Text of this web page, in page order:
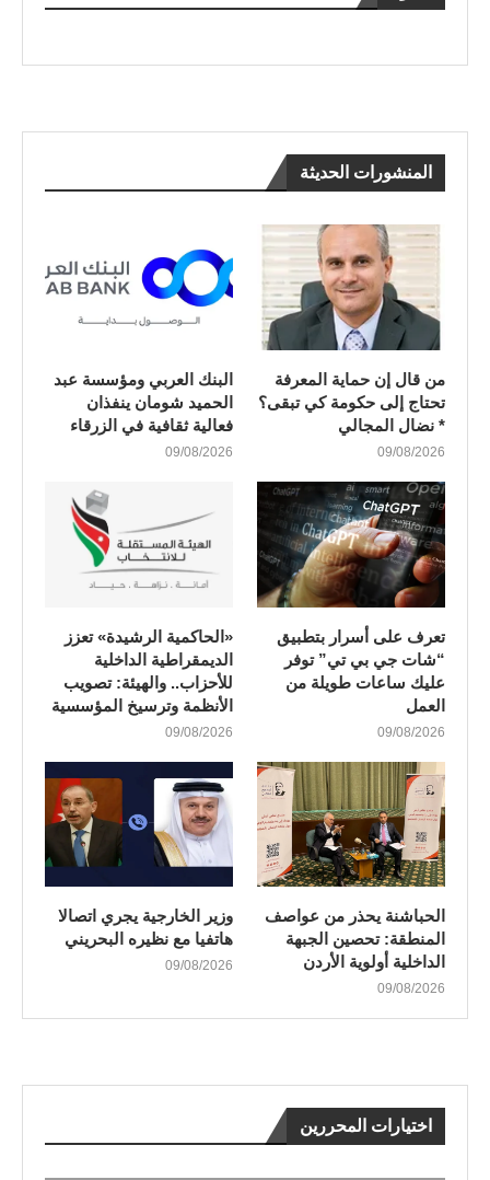
المنشورات الحديثة
من قال إن حماية المعرفة
تحتاج إلى حكومة كي تبقى؟
* نضال المجالي
09/08/2026
البنك العربي ومؤسسة عبد
الحميد شومان ينفذان
فعالية ثقافية في الزرقاء
09/08/2026
تعرف على أسرار بتطبيق
“شات جي بي تي” توفر
عليك ساعات طويلة من
العمل
09/08/2026
«الحاكمية الرشيدة» تعزز
الديمقراطية الداخلية
للأحزاب.. والهيئة: تصويب
الأنظمة وترسيخ المؤسسية
09/08/2026
الحباشنة يحذر من عواصف
المنطقة: تحصين الجبهة
الداخلية أولوية الأردن
09/08/2026
وزير الخارجية يجري اتصالا
هاتفيا مع نظيره البحريني
09/08/2026
اختيارات المحررين